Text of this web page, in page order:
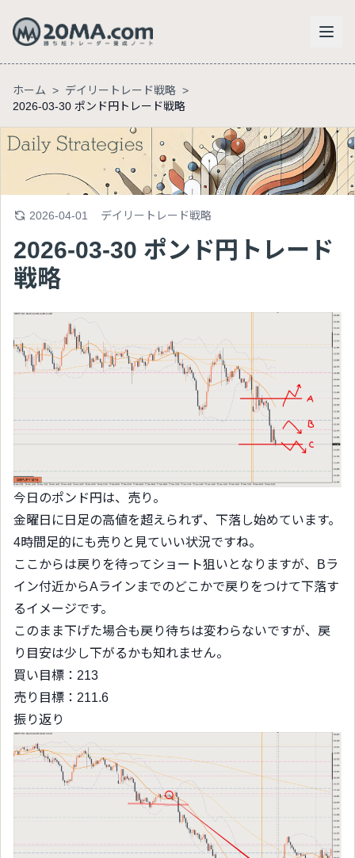
ホーム > デイリートレード戦略 >
2026-03-30 ポンド円トレード戦略
2026-04-01 デイリートレード戦略
2026-03-30 ポンド円トレード
戦略
今日のポンド円は、売り。
金曜日に日足の高値を超えられず、下落し始めています。
4時間足的にも売りと見ていい状況ですね。
ここからは戻りを待ってショート狙いとなりますが、Bラ
イン付近からAラインまでのどこかで戻りをつけて下落す
るイメージです。
このまま下げた場合も戻り待ちは変わらないですが、戻
り目安は少し下がるかも知れません。
買い目標：213
売り目標：211.6
振り返り